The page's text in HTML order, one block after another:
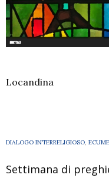
Locandina
DIALOGO INTERRELIGIOSO,
Settimana di